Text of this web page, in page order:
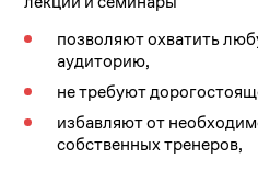
позволяют охватить
аудиторию,
не требуют
избавляют от
собственных тренеров,